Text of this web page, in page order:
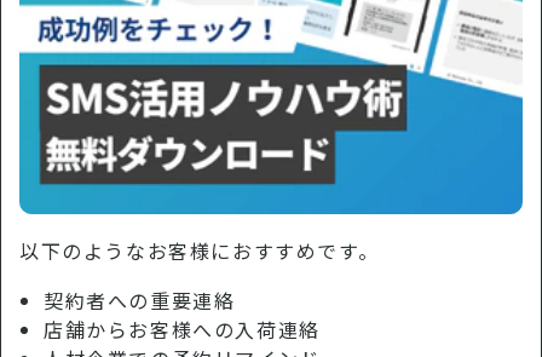
以下のようなお客様におすすめです。
契約者への重要連絡
店舗からお客様への入荷連絡